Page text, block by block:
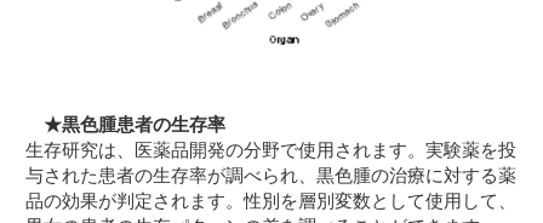
★黒色腫患者の生存率
生存研究は、医薬品開発の分野で使用されます。実験薬を投
与された患者の生存率が調べられ、黒色腫の治療に対する薬
品の効果が判定されます。性別を層別変数として使用して、